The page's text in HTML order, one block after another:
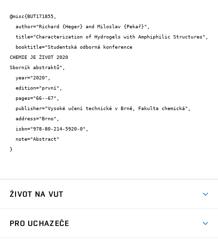
@misc{BUT171855,
CHEMIE JE ŽIVOT 2020
Sborník abstraktů",
}
ŽIVOT NA VUT
PRO UCHAZEČE